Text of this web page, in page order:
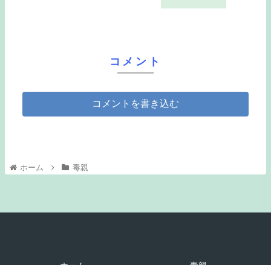
コメント
コメントを書き込む
ホーム 毒親